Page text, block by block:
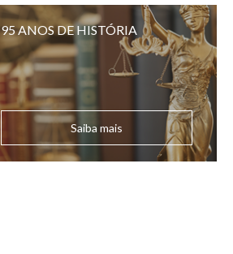
95 ANOS DE HISTÓRIA
Saiba mais